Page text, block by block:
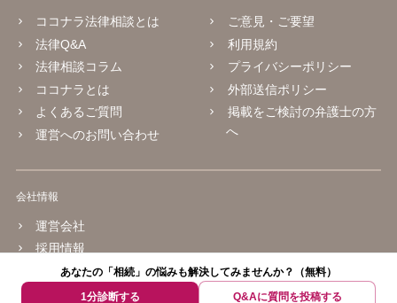
あなたの「相続」の悩みも解決してみませんか？（無料）
1分診断する
Q&Aに質問を投稿する
ココナラ法律相談とは
法律Q&A
法律相談コラム
ココナラとは
よくあるご質問
運営へのお問い合わせ
ご意見・ご要望
利用規約
プライバシーポリシー
外部送信ポリシー
掲載をご検討の弁護士の方
へ
会社情報
運営会社
採用情報
© 2016 coconala Inc.